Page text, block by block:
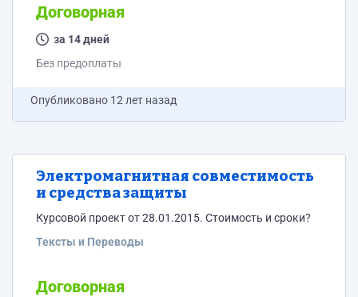
4. Основы теории надежности. Задание прикреплено
5. Техническая механика
http://files.webfile.ru/c5a80432137d411427b2f94747d4f8cb
Договорная
за 14 дней
Без предоплаты
Опубликовано 12 лет назад
Электромагнитная совместимость
и средства защиты
Курсовой проект от 28.01.2015. Стоимость и сроки?
Тексты и Переводы
Договорная